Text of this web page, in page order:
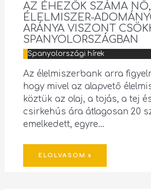
AZ ÉHEZŐK SZÁMA
ÉLELMISZER-
ARÁNYA VISZONT
SPANYOLORSZÁGBAN
Spanyolországi hírek
Az élelmiszerbank arra
hogy mivel az alapvető
köztük az olaj, a tojás, a tej
csirkehús ára átlagosan 20
emelkedett, egyre…
ELOLVASOM »